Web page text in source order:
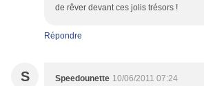
de rêver devant ces jolis trésors !
Répondre
S Speedounette 10/06/2011 07:24